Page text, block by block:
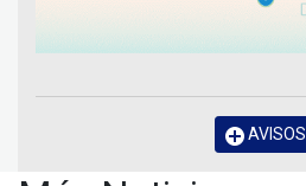
AVISOS